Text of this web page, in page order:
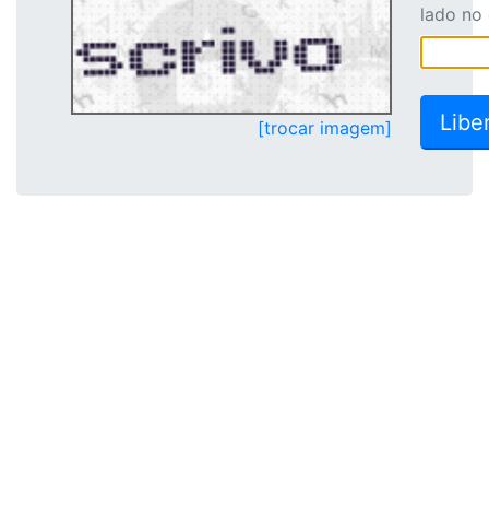
[trocar imagem]
lado no